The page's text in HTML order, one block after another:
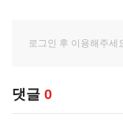
댓글 0